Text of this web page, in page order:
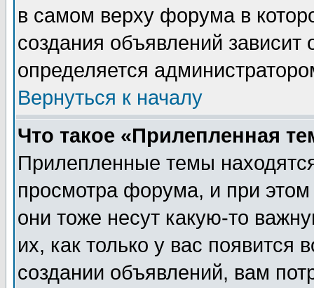
в самом верху форума в
создания объявлений зависит
определяется
Вернуться к началу
Что такое «Прилепленная
Прилепленные темы
просмотра форума, и при
они тоже несут какую-то
их, как только у вас появится
создании объявлений, вам